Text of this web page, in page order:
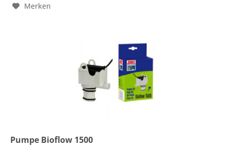
Merken
Pumpe Bioflow 1500